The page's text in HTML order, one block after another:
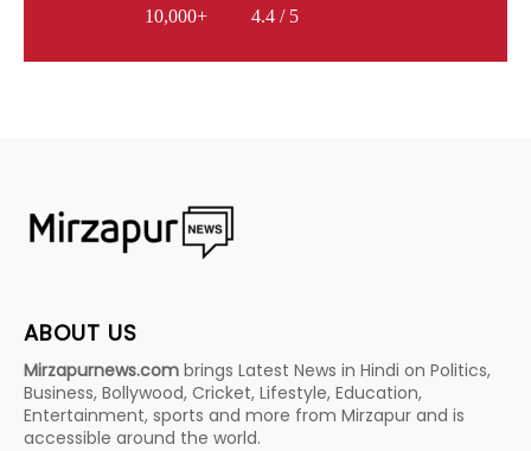
10,000+
4.4 / 5
ABOUT US
Mirzapurnews.com brings Latest News in Hindi on Politics,
Business, Bollywood, Cricket, Lifestyle, Education,
Entertainment, sports and more from Mirzapur and is
accessible around the world.